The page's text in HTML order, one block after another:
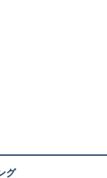
、それからつなが